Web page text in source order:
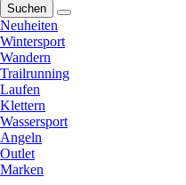
Suchen
Neuheiten
Wintersport
Wandern
Trailrunning
Laufen
Klettern
Wassersport
Angeln
Outlet
Marken